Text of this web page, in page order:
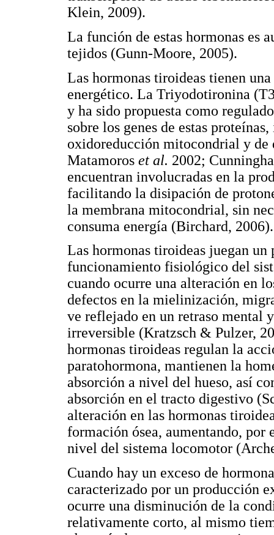
Klein, 2009).
La función de estas hormonas es
tejidos (Gunn-Moore, 2005).
Las hormonas tiroideas tienen
energético. La Triyodotironina
y ha sido propuesta como
sobre los genes de estas
oxidoreducción mitocondrial y
Matamoros et al. 2002;
encuentran involucradas en la
facilitando la disipación de
la membrana mitocondrial, sin
consuma energía (Birchard, 2006).
Las hormonas tiroideas juegan
funcionamiento fisiológico del
cuando ocurre una alteración en
defectos en la mielinización,
ve reflejado en un retraso mental
irreversible (Kratzsch & Pulzer,
hormonas tiroideas regulan la
paratohormona, mantienen la
absorción a nivel del hueso, así
absorción en el tracto digestivo
alteración en las hormonas
formación ósea, aumentando, por
nivel del sistema locomotor
Cuando hay un exceso de
caracterizado por un producción
ocurre una disminución de la
relativamente corto, al mismo